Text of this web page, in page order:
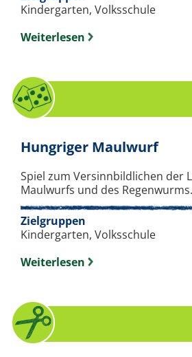
Kindergarten, Volksschule
Weiterlesen
Hungriger Maulwurf.
Spiel zum Versinnbildlichen der
Maulwurfs und des Regenwurms.
Zielgruppen
Kindergarten, Volksschule
Weiterlesen